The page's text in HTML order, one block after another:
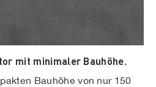
mit minimaler Bauhöhe.
Bauhöhe von nur 150